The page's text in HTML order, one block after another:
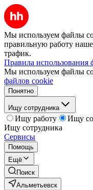
Мы используем файлы
правильную работу
трафик.
Правила использования
Мы используем файлы
файлов cookie
Понятно
Ищу сотрудника
Ищу работу
Ищу
Ищу сотрудника
Сервисы
Помощь
Ещё
Поиск
Альметьевск